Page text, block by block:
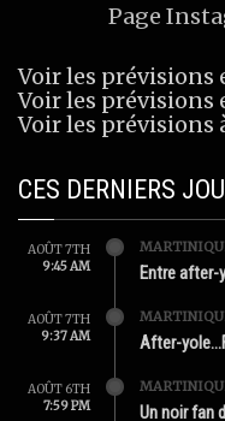
Page
Voir les prévisions
Voir les
Voir les prévisions
CES DERNIERS
AOÛT 7TH
9:45 AM
Entre
AOÛT 7TH
9:37 AM
After-
AOÛT 6TH
7:59 PM
Un noir fan